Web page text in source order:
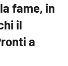
fame, in
il
a